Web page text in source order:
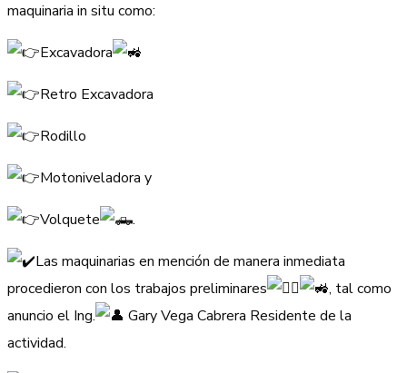
maquinaria in situ como:
Excavadora
Retro Excavadora
Rodillo
Motoniveladora y
Volquete .
Las maquinarias en mención de manera inmediata
procedieron con los trabajos preliminares
, tal como
anuncio el Ing.
Gary Vega Cabrera Residente de la
actividad.